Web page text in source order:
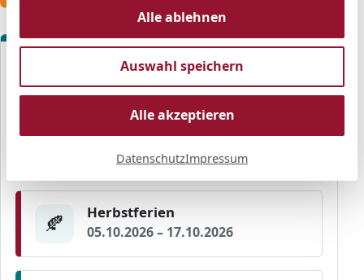
FERIENTERMINE HESSEN
Die nächsten Ferien auf einen Blick
☀️ Sommerferien
29.06.2026–07.08.2026
🍂 Herbstferien
05.10.2026– 17.10.2026
Alle ablehnen
Auswahl speichern
Alle akzeptieren
DatenschutzImpressum